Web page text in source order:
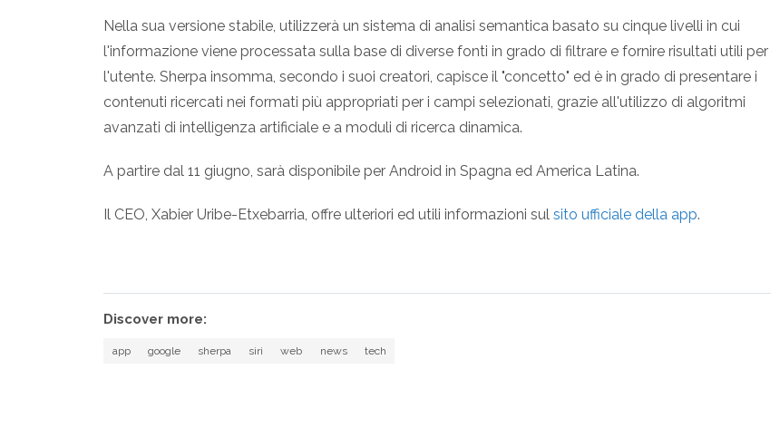
Nella sua versione stabile, utilizzerà un sistema di analisi semantica basato su cinque livelli in cui
l'informazione viene processata sulla base di diverse fonti in grado di filtrare e fornire risultati utili per
l'utente. Sherpa insomma, secondo i suoi creatori, capisce il "concetto" ed è in grado di presentare i
contenuti ricercati nei formati più appropriati per i campi selezionati, grazie all'utilizzo di algoritmi
avanzati di intelligenza artificiale e a moduli di ricerca dinamica.
A partire dal 11 giugno, sarà disponibile per Android in Spagna ed America Latina.
Il CEO, Xabier Uribe-Etxebarria, offre ulteriori ed utili informazioni sul sito ufficiale della app.
Discover more:
app google sherpa siri web news tech